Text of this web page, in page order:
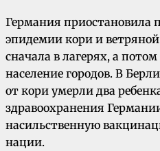
Германия приостановила
эпидемии кори и
сначала в лагерях, а
население городов. В
от кори умерли два
здравоохранения
насильственную
нации.